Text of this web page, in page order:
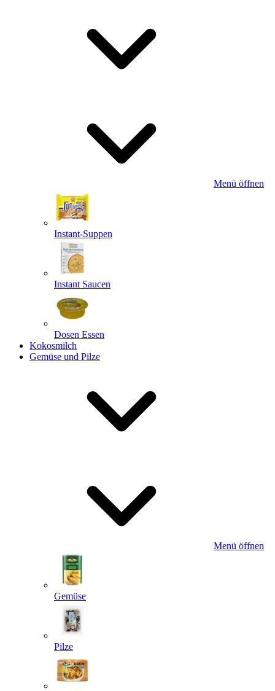
Menü öffnen
Instant-Suppen
Instant Saucen
Dosen Essen
Kokosmilch
Gemüse und Pilze
Menü öffnen
Gemüse
Pilze